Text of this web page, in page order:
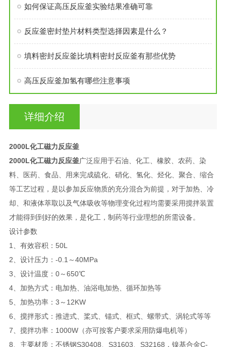
如何保证高压反应釜实验结果准确可靠
反应釜密封垫片材料类型选择因素是什么？
填料密封反应釜比填料密封反应釜有那些优势
高压反应釜加氢有哪些注意事项
详细介绍
2000L化工磁力反应釜
2000L化工磁力反应釜广泛应用于石油、化工、橡胶、农药、染
料、医药、食品、用来完成硫化、硝化、氢化、烃化、聚合、缩合
等工艺过程，是以参加反应物质的充分混合为前提，对于加热、冷
却、和液体萃取以及气体吸收等物理变化过程均需要采用搅拌装置
才能得到到好的效果，是化工，制药等行业理想的所需设备。
设计参数
1、有效容积：50L
2、设计压力：-0.1～40MPa
3、设计温度：0～650℃
4、加热方式：电加热、油浴电加热、循环加热等
5、加热功率：3～12KW
6、搅拌形式：推进式、桨式、锚式、框式、螺带式、涡轮式等等
7、搅拌功率：1000W（亦可按客户要求采用防爆电机等）
8、主要材质：不锈钢S30408、S31603、S32168，镍基合金C-